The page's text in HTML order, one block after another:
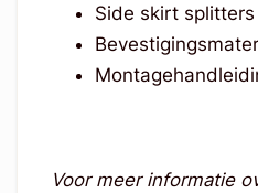
Side skirt splitters
Voor meer informatie